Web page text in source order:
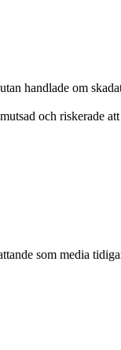
handlade om
och riskerade
som media